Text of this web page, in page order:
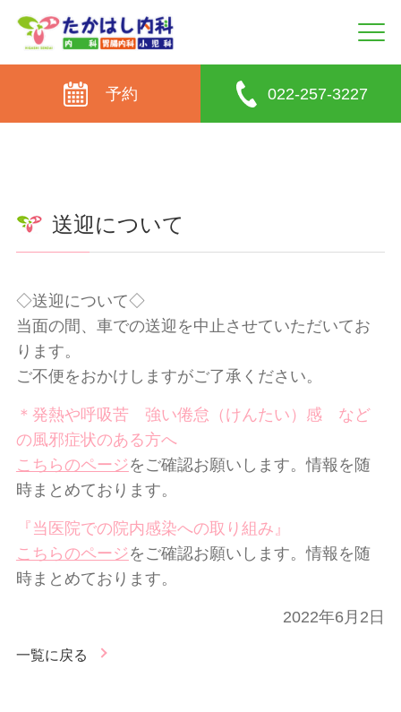
予約 022-257-3227
送迎について
◇送迎について◇
当面の間、車での送迎を中止させていただいてお
ります。
ご不便をおかけしますがご了承ください。
＊発熱や呼吸苦 強い倦怠（けんたい）感 など
の風邪症状のある方へ
こちらのページをご確認お願いします。情報を随
時まとめております。
『当医院での院内感染への取り組み』
こちらのページをご確認お願いします。情報を随
時まとめております。
2022年6月2日
一覧に戻る